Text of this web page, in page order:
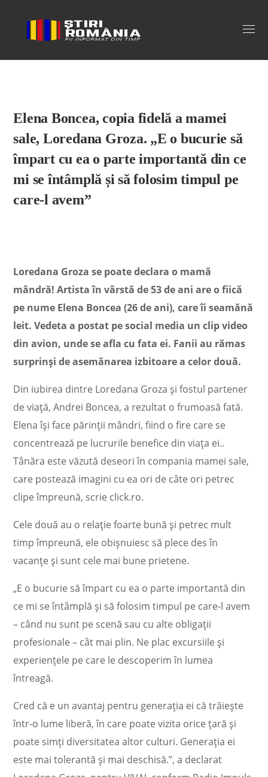
Stiri Romania
Elena Boncea, copia fidelă a mamei
sale, Loredana Groza. „E o bucurie să
împart cu ea o parte importantă din ce
mi se întâmplă și să folosim timpul pe
care-l avem”
Loredana Groza se poate declara o mamă
mândră! Artista în vârstă de 53 de ani are o fiică
pe nume Elena Boncea (26 de ani), care îi seamănă
leit. Vedeta a postat pe social media un clip video
din avion, unde se afla cu fata ei. Fanii au rămas
surprinși de asemănarea izbitoare a celor două.
Din iubirea dintre Loredana Groza și fostul partener
de viață, Andrei Boncea, a rezultat o frumoasă fată.
Elena își face părinții mândri, fiind o fire care se
concentrează pe lucrurile benefice din viața ei..
Tânăra este văzută deseori în compania mamei sale,
care postează imagini cu ea ori de câte ori petrec
clipe împreună, scrie click.ro.
Cele două au o relație foarte bună și petrec mult
timp împreună, ele obișnuiesc să plece des în
vacanțe și sunt cele mai bune prietene.
„E o bucurie să împart cu ea o parte importantă din
ce mi se întâmplă și să folosim timpul pe care-l avem
– când nu sunt pe scenă sau cu alte obligații
profesionale – cât mai plin. Ne plac excursiile și
experiențele pe care le descoperim în lumea
întreagă.
Cred că e un avantaj pentru generația ei că trăiește
într-o lume liberă, în care poate vizita orice țară și
poate simți diversitatea altor culturi. Generația ei
este mai tolerantă și mai deschisă.”, a declarat